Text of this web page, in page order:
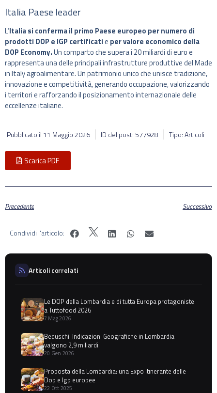
Italia Paese leader
L’Italia si conferma il primo Paese europeo per numero di
prodotti DOP e IGP certificatie per valore economico della
DOP Economy.Un comparto che supera i 20 miliardi di euro e
rappresenta una delle principali infrastrutture produttive del Made
in Italy agroalimentare. Un patrimonio unico che unisce tradizione,
innovazione e competitività, generando occupazione, valorizzando
i territori e rafforzando il posizionamento internazionale delle
eccellenze italiane.
Pubblicato il 11 Maggio 2026 ID del post: 577928 Tipo: Articoli
Scarica PDF
Precedente Successivo
Condividi l'articolo:
Articoli correlati
Le DOP della Lombardia e di tutta Europa protagoniste
a Tuttofood 2026
7 Mag 2026
Beduschi: Indicazioni Geografiche in Lombardia
valgono 2,9 miliardi
20 Gen 2026
Proposta della Lombardia: una Expo itinerante delle
Dop e Igp europee
22 Ott 2025